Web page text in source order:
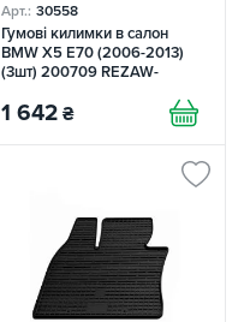
Арт.: 30558
Гумові килимки в салон
BMW X5 E70 (2006-2013)
(3шт) 200709 REZAW-
1 642 ₴